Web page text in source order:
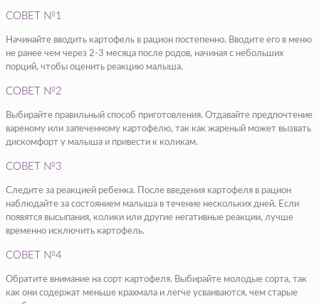
СОВЕТ №1
Начинайте вводить картофель в рацион постепенно. Вводите его в меню
не ранее чем через 2-3 месяца после родов, начиная с небольших
порций, чтобы оценить реакцию малыша.
СОВЕТ №2
Выбирайте правильный способ приготовления. Отдавайте предпочтение
вареному или запеченному картофелю, так как жареный может вызвать
дискомфорт у малыша и привести к коликам.
СОВЕТ №3
Следите за реакцией ребенка. После введения картофеля в рацион
наблюдайте за состоянием малыша в течение нескольких дней. Если
появятся высыпания, колики или другие негативные реакции, лучше
временно исключить картофель.
СОВЕТ №4
Обратите внимание на сорт картофеля. Выбирайте молодые сорта, так
как они содержат меньше крахмала и легче усваиваются, чем старые